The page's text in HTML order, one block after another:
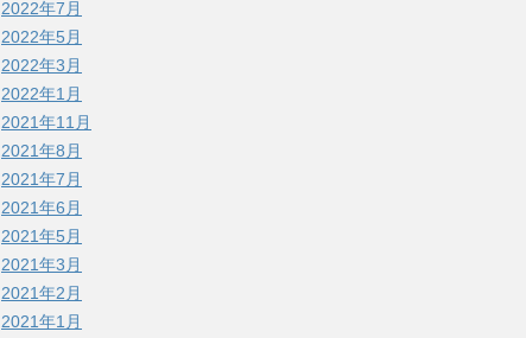
2022年7月
2022年5月
2022年3月
2022年1月
2021年11月
2021年8月
2021年7月
2021年6月
2021年5月
2021年3月
2021年2月
2021年1月